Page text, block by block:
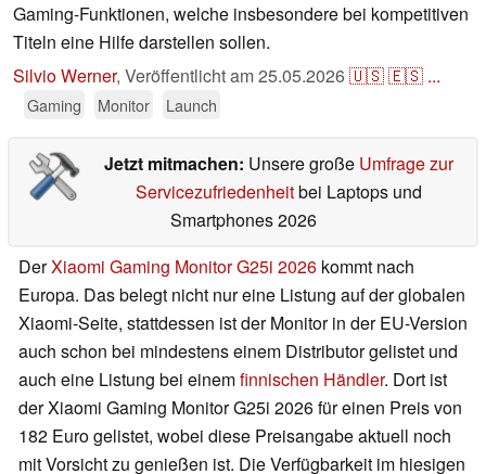
Gaming-Funktionen, welche insbesondere bei kompetitiven
Titeln eine Hilfe darstellen sollen.
Silvio Werner, Veröffentlicht am25.05.2026🇺🇸🇪🇸 ...
Gaming Monitor Launch
Jetzt mitmachen: Unsere große Umfrage zur
Servicezufriedenheitbei Laptops und
Smartphones 2026
DerXiaomi Gaming Monitor G25i 2026 kommt nach
Europa. Das belegt nicht nur eine Listung auf der globalen
Xiaomi-Seite, stattdessen ist der Monitor in der EU-Version
auch schon bei mindestens einem Distributor gelistet und
auch eine Listung bei einemfinnischen Händler. Dort ist
der Xiaomi Gaming Monitor G25i 2026 für einen Preis von
182 Euro gelistet, wobei diese Preisangabe aktuell noch
mit Vorsicht zu genießen ist. Die Verfügbarkeit im hiesigen